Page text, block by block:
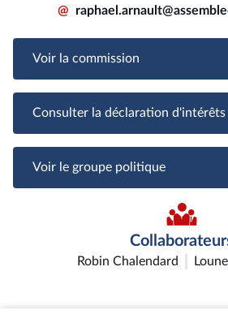
@
Voir la commission
Consulter la déclaration
Voir le groupe politique
Robin Chalendard